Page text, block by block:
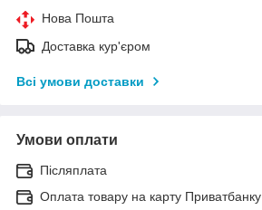
Нова Пошта
Доставка кур'єром
Всі умови доставки
Умови оплати
Післяплата
Оплата товару на карту Приватбанку